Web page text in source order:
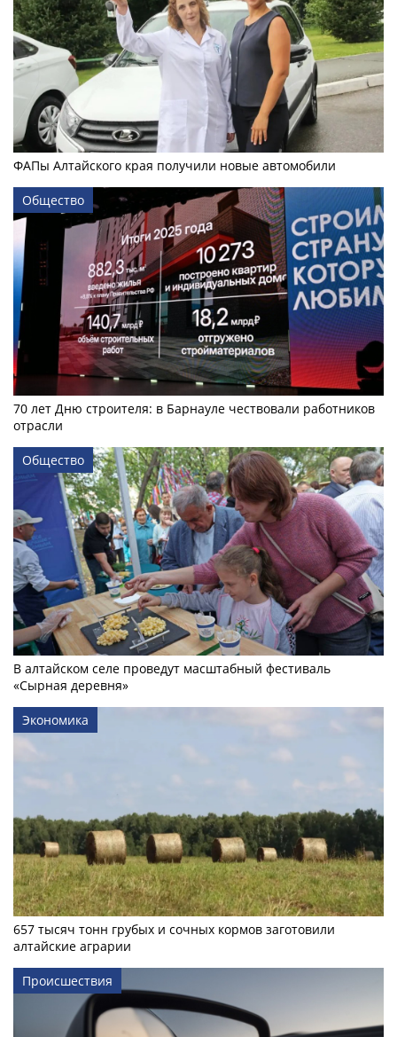
ФАПы Алтайского края получили новые автомобили
Общество
70 лет Дню строителя: в Барнауле чествовали работников
отрасли
Общество
В алтайском селе проведут масштабный фестиваль
«Сырная деревня»
Экономика
657 тысяч тонн грубых и сочных кормов заготовили
алтайские аграрии
Происшествия